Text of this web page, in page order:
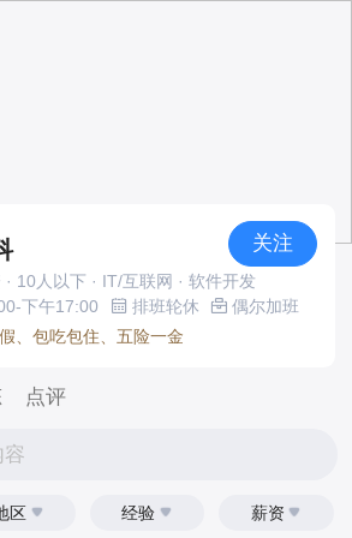
关注
10人以下 · IT/互联网 · 软件开发
下午17:00
排班轮休
偶尔加班
、包吃包住、五险一金
点评
区 经验 薪资